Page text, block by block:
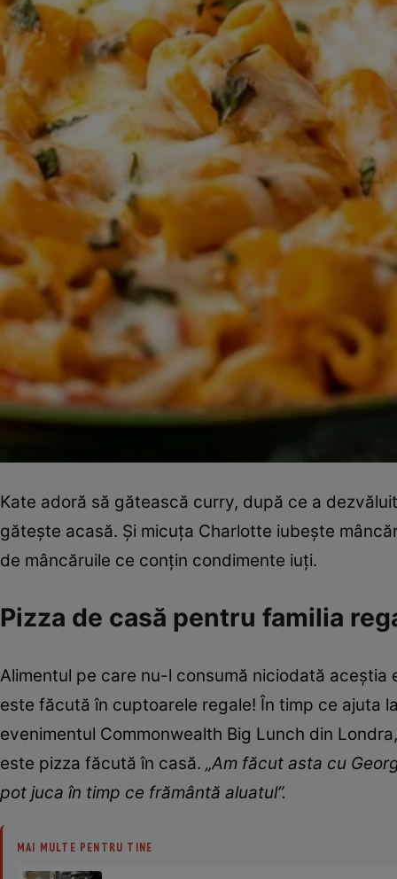
Kate adoră să gătească curry, după ce a
gătește acasă. Și micuța Charlotte iubește
de mâncăruile ce conțin condimente iuți.
Pizza de casă pentru familia
Alimentul pe care nu-l consumă niciodată
este făcută în cuptoarele regale! În timp ce ajuta
evenimentul Commonwealth Big Lunch din
este pizza făcută în casă. „Am făcut asta cu
pot juca în timp ce frământă aluatul”.
MAI MULTE PENTRU TINE